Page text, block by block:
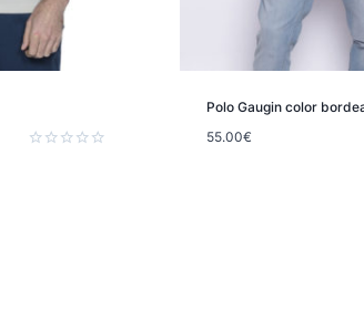
Polo Gaugin color
55.00€